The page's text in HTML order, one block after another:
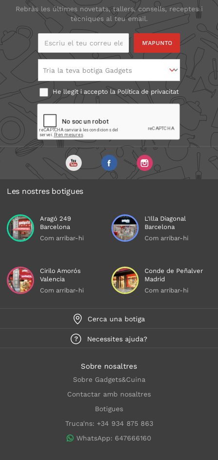
Rebràs les últimes novetats, tallers, consells, receptes i
tècniques al teu email.
Escriu el teu correu
Tria la teva botiga Gadgets
He llegit i accepto laPolítica de privacitat
Les nostres botigues
Aragó 249
Barcelona
Com arribar-hi
L'Illa Diagonal
Barcelona
Com arribar-hi
Cirilo Amorós
Valencia
Com arribar-hi
Conde de Peñalver
Madrid
Com arribar-hi
Cerca una botiga
Necessites ajuda?
Sobre nosaltres
Sobre Gadgets&Cuina
Contactar amb nosaltres
Botigues
Truca'ns: +34 934 875 863
WhatsApp: 647666160